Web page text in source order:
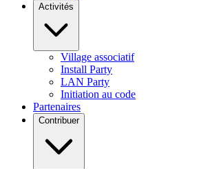
Activités
Village associatif
Install Party
LAN Party
Initiation au code
Partenaires
Contribuer